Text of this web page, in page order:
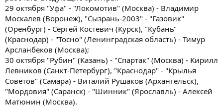
29 октября "Уфа" - "Локомотив" (Москва) - Владимир
Москалев (Воронеж), "Сызрань-2003" - "Газовик"
(Оренбург) - Сергей Костевич (Курск), "Кубань"
(Краснодар) - "Тосно" (Ленинградская область) - Тимур
Арсланбеков (Москва);
30 октября "Рубин" (Казань) - "Спартак" (Москва) - Кирилл
Левников (Санкт-Петербург), "Краснодар" - "Крылья
Советов" (Самара) - Виталий Рушаков (Архангельск),
"Мордовия" (Саранск) - "Шинник" (Ярославль) - Алексей
Матюнин (Москва).